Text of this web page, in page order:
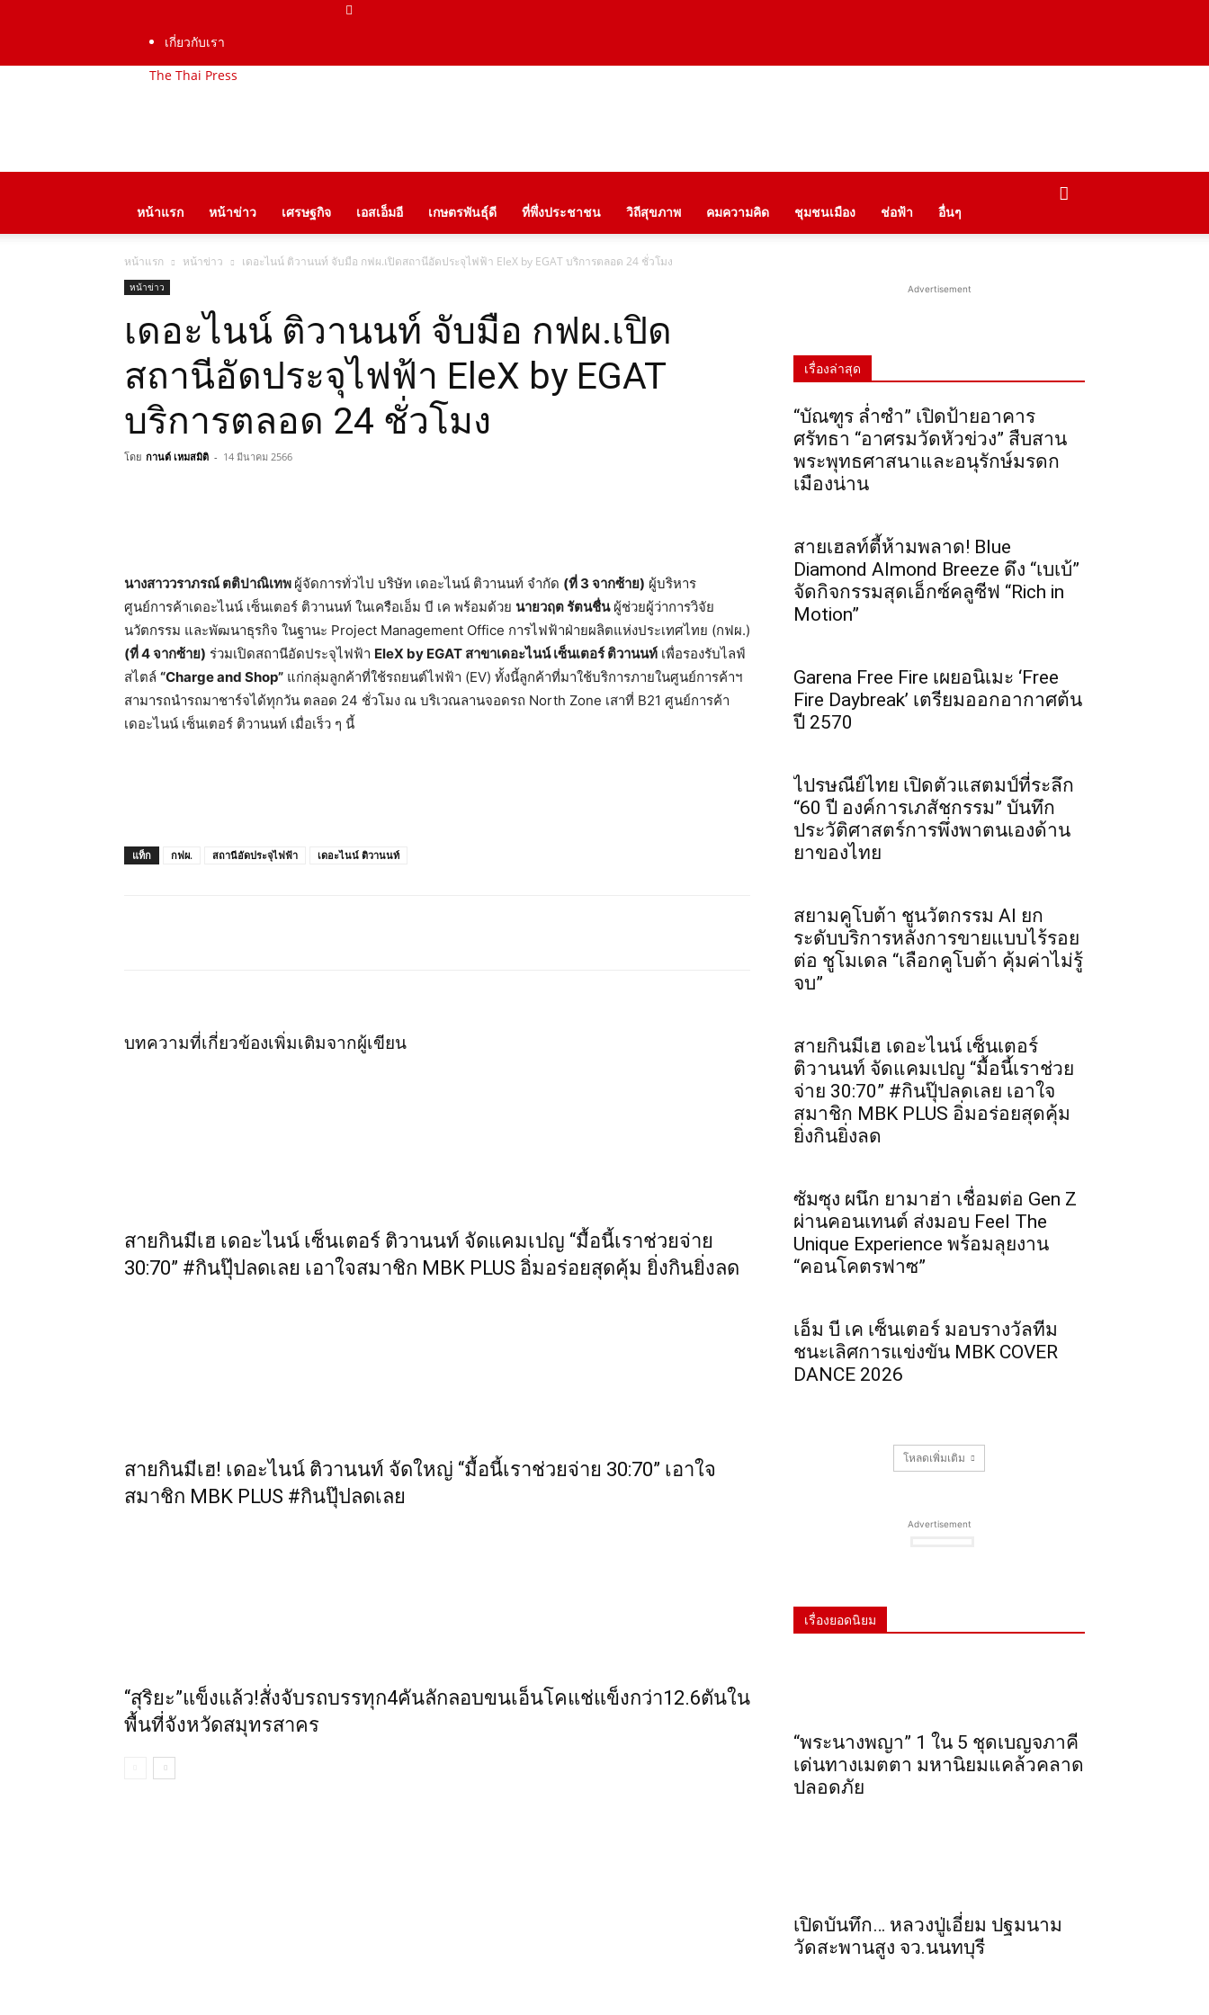
เกี่ยวกับเรา
The Thai Press
หน้าแรก หน้าข่าว เศรษฐกิจ เอสเอ็มอี เกษตรพันธุ์ดี ที่พึ่งประชาชน วิถีสุขภาพ คมความคิด ชุมชนเมือง ช่อฟ้า อื่นๆ
หน้าแรก หน้าข่าว เดอะไนน์ ติวานนท์ จับมือ กฟผ.เปิดสถานีอัดประจุไฟฟ้า EleX by EGAT บริการตลอด 24 ชั่วโมง
หน้าข่าว
เดอะไนน์ ติวานนท์ จับมือ กฟผ.เปิด
สถานีอัดประจุไฟฟ้า EleX by EGAT
บริการตลอด 24 ชั่วโมง
โดย กานต์ เหมสมิติ - 14 มีนาคม 2566
นางสาววราภรณ์ ตติปาณิเทพ ผู้จัดการทั่วไป บริษัท เดอะไนน์ ติวานนท์ จำกัด (ที่ 3 จากซ้าย) ผู้บริหาร
ศูนย์การค้าเดอะไนน์ เซ็นเตอร์ ติวานนท์ ในเครือเอ็ม บี เค พร้อมด้วย นายวฤต รัตนชื่นผู้ช่วยผู้ว่าการวิจัย
นวัตกรรม และพัฒนาธุรกิจ ในฐานะ Project Management Office การไฟฟ้าฝ่ายผลิตแห่งประเทศไทย (กฟผ.)
(ที่4 จากซ้าย) ร่วมเปิดสถานีอัดประจุไฟฟ้า EleX by EGAT สาขาเดอะไนน์ เซ็นเตอร์ ติวานนท์ เพื่อรองรับไลฟ์
สไตล์ “Charge and Shop” แก่กลุ่มลูกค้าที่ใช้รถยนต์ไฟฟ้า (EV) ทั้งนี้ลูกค้าที่มาใช้บริการภายในศูนย์การค้าฯ
สามารถนำรถมาชาร์จได้ทุกวัน ตลอด 24 ชั่วโมง ณ บริเวณลานจอดรถ North Zone เสาที่ B21 ศูนย์การค้า
เดอะไนน์ เซ็นเตอร์ ติวานนท์ เมื่อเร็ว ๆ นี้
แท็ก กฟผ. สถานีอัดประจุไฟฟ้า เดอะไนน์ ติวานนท์
บทความที่เกี่ยวข้องเพิ่มเติมจากผู้เขียน
สายกินมีเฮ เดอะไนน์ เซ็นเตอร์ ติวานนท์ จัดแคมเปญ “มื้อนี้เราช่วยจ่าย
30:70” #กินปุ๊ปลดเลย เอาใจสมาชิก MBK PLUS อิ่มอร่อยสุดคุ้ม ยิ่งกินยิ่งลด
สายกินมีเฮ! เดอะไนน์ ติวานนท์ จัดใหญ่ “มื้อนี้เราช่วยจ่าย 30:70” เอาใจ
สมาชิก MBK PLUS #กินปุ๊ปลดเลย
“สุริยะ”แข็งแล้ว!สั่งจับรถบรรทุก4คันลักลอบขนเอ็นโคแช่แข็งกว่า12.6ตันใน
พื้นที่จังหวัดสมุทรสาคร
Advertisement
เรื่องล่าสุด
“บัณฑูร ล่ำซำ” เปิดป้ายอาคาร
ศรัทธา “อาศรมวัดหัวข่วง” สืบสาน
พระพุทธศาสนาและอนุรักษ์มรดก
เมืองน่าน
สายเฮลท์ตี้ห้ามพลาด! Blue
Diamond Almond Breeze ดึง “เบเบ้”
จัดกิจกรรมสุดเอ็กซ์คลูซีฟ “Rich in
Motion”
Garena Free Fire เผยอนิเมะ ‘Free
Fire Daybreak’ เตรียมออกอากาศต้น
ปี 2570
ไปรษณีย์ไทย เปิดตัวแสตมป์ที่ระลึก
“60 ปี องค์การเภสัชกรรม” บันทึก
ประวัติศาสตร์การพึ่งพาตนเองด้าน
ยาของไทย
สยามคูโบต้า ชูนวัตกรรม AI ยก
ระดับบริการหลังการขายแบบไร้รอย
ต่อ ชูโมเดล “เลือกคูโบต้า คุ้มค่าไม่รู้
จบ”
สายกินมีเฮ เดอะไนน์ เซ็นเตอร์
ติวานนท์ จัดแคมเปญ “มื้อนี้เราช่วย
จ่าย 30:70” #กินปุ๊ปลดเลย เอาใจ
สมาชิก MBK PLUS อิ่มอร่อยสุดคุ้ม
ยิ่งกินยิ่งลด
ซัมซุง ผนึก ยามาฮ่า เชื่อมต่อ Gen Z
ผ่านคอนเทนต์ ส่งมอบ Feel The
Unique Experience พร้อมลุยงาน
“คอนโคตรฟาซ”
เอ็ม บี เค เซ็นเตอร์ มอบรางวัลทีม
ชนะเลิศการแข่งขัน MBK COVER
DANCE 2026
โหลดเพิ่มเติม
Advertisement
เรื่องยอดนิยม
“พระ​นาง​พญา” 1 ใน 5​ ชุดเบญจ​ภาคี​
เด่นทางเมตตา​ มหา​นิยม​แคล้วคลาด​
ปลอดภัย​
เปิดบันทึก… หลวงปู่เอี่ยม ​ปฐม​นาม​
วัดสะพานสูง​ จว.นนทบุรี